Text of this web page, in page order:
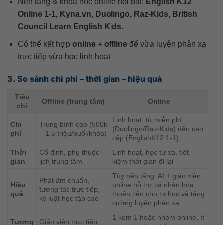
Nền tảng & khóa học online nổi bật: English K12
Online 1-1, Kyna.vn, Duolingo, Raz-Kids, British
Council Learn English Kids.
Có thể kết hợp online + offlineđể vừa luyện phản xạ
trực tiếp vừa học linh hoạt.
3. So sánh chi phí – thời gian – hiệu quả
Tiêu
chí
Offline (trung tâm) Online
Chi
phí
Trung bình cao (500k
– 1.5 triệu/buổi/khóa)
Linh hoạt, từ miễn phí
(Duolingo/Raz-Kids) đến cao
cấp (EnglishK12 1-1)
Thời
gian
Cố định, phụ thuộc
lịch trung tâm
Linh hoạt, học từ xa, tiết
kiệm thời gian đi lại
Hiệu
quả
Phát âm chuẩn,
tương tác trực tiếp,
kỷ luật học tập cao
Tùy nền tảng: AI + giáo viên
online hỗ trợ cá nhân hóa,
thuận tiện cho tự học và tăng
cường luyện phản xạ
Tương
Giáo viên trực tiếp,
1 kèm 1 hoặc nhóm online, ít